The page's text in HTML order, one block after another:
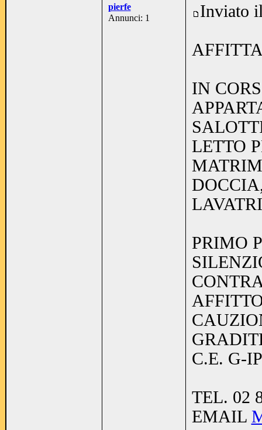
pierfe
Annunci: 1
Inviato
IN
LETTO
PRIMO
C.E. G-
TEL. 02
EMAIL